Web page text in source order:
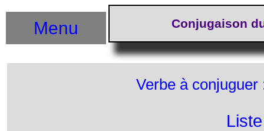
Conjugaison
Menu
Verbe à